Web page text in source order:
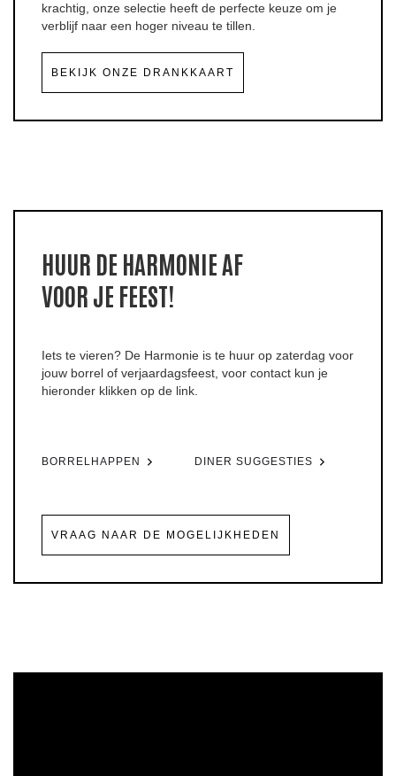
krachtig, onze selectie heeft de perfecte keuze om je
verblijf naar een hoger niveau te tillen.
BEKIJK ONZE DRANKKAART
HUUR DE HARMONIE AF
VOOR JE FEEST!
Iets te vieren? De Harmonie is te huur op zaterdag voor
jouw borrel of verjaardagsfeest, voor contact kun je
hieronder klikken op de link.
BORRELHAPPEN DINER SUGGESTIES
VRAAG NAAR DE MOGELIJKHEDEN